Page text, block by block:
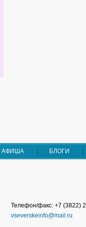
АФИША БЛОГИ
Телефон/факс: +7 (3822)
vseverskeinfo@mail.ru